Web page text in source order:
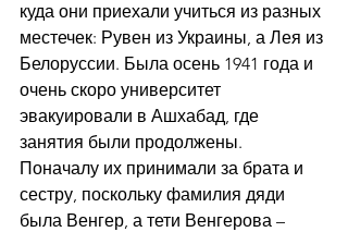
куда они приехали учиться из разных
местечек: Рувен из Украины, а Лея из
Белоруссии. Была осень 1941 года и
очень скоро университет
эвакуировали в Ашхабад, где
занятия были продолжены.
Поначалу их принимали за брата и
сестру, поскольку фамилия дяди
была Венгер, а тети Венгерова –